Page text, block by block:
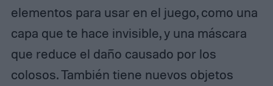
elementos para usar en el juego, como una
capa que te hace invisible, y una máscara
que reduce el daño causado por los
colosos. También tiene nuevos objetos